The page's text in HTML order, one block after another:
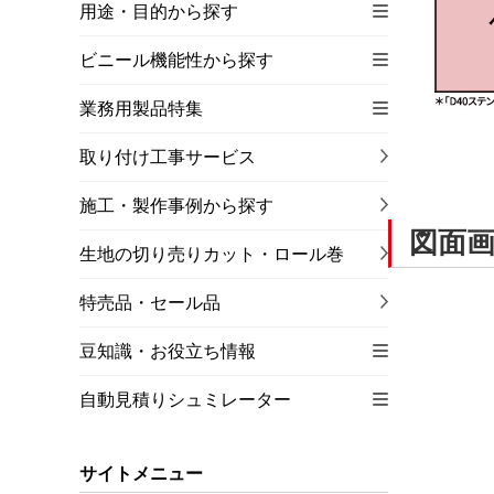
図面
用途・目的から探す
ビニール機能性から探す
業務用製品特集
取り付け工事サービス
施工・製作事例から探す
生地の切り売りカット・ロール巻
特売品・セール品
豆知識・お役立ち情報
自動見積りシュミレーター
サイトメニュー